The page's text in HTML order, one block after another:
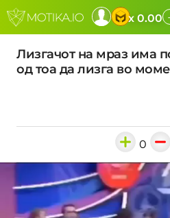
x 0.00
Лизгачот на мраз има
од тоа да лизга во
0